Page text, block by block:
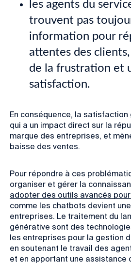
les agents du
trouvent pas
information pour
attentes des
de la frustration et
satisfaction.
En conséquence, la satisfaction
qui a un impact direct sur la
marque des entreprises, et
baisse des ventes.
Pour répondre à ces
organiser et gérer la
adopter des outils avancés
comme les chatbots devient
entreprises. Le traitement du
générative sont des
les entreprises pour la gestion
en soutenant le travail des
et en apportant une assistance